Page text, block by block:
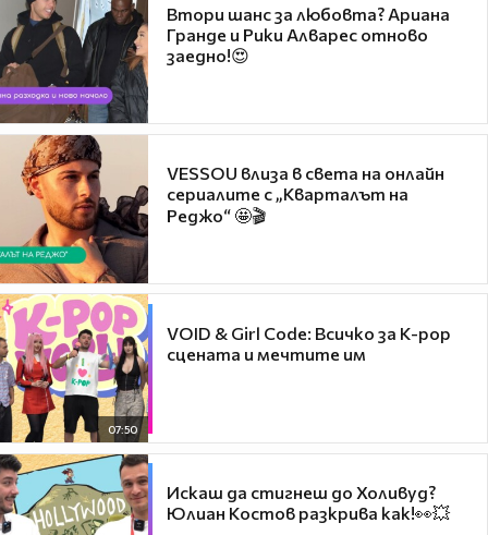
Втори шанс за любовта? Ариана
Гранде и Рики Алварес отново
заедно!😍
VESSOU влиза в света на онлайн
сериалите с „Кварталът на
Реджо“ 🤩🎬
07:50
VOID & Girl Code: Всичко за K-pop
сцената и мечтите им
Искаш да стигнеш до Холивуд?
Юлиан Костов разкрива как!👀💥